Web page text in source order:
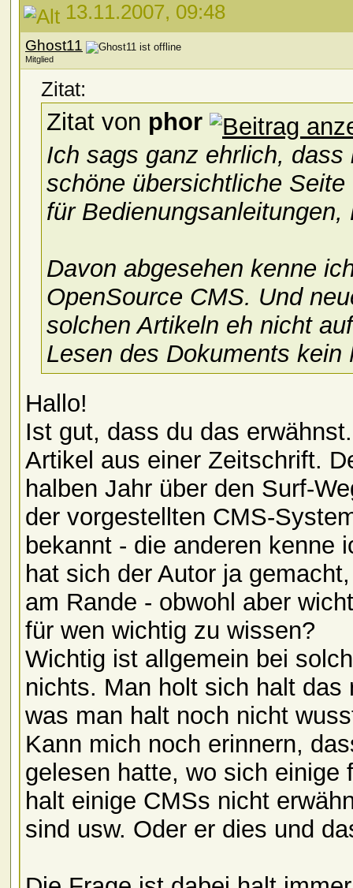
13.11.2007, 09:48
Ghost11
Mitglied
Zitat:
Zitat von phor
Ich sags ganz ehrlich,
schöne übersichtliche
für
Davon abgesehen kenne
OpenSource CMS. Und
solchen Artikeln eh nicht
Lesen des Dokuments kein
Hallo!
Ist gut, dass du das
Artikel aus einer Zeitschrift.
halben Jahr über den Surf-
der vorgestellten CMS-
bekannt - die anderen kenne
hat sich der Autor ja
am Rande - obwohl aber
für wen wichtig zu wissen?
Wichtig ist allgemein bei
nichts. Man holt sich halt
was man halt noch nicht
Kann mich noch erinnern,
gelesen hatte, wo sich einige
halt einige CMSs nicht
sind usw. Oder er dies und